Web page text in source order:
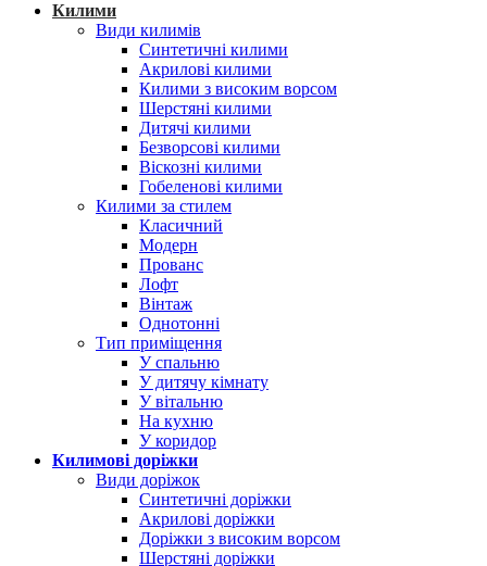
Килими
Види килимів
Синтетичні килими
Акрилові килими
Килими з високим ворсом
Шерстяні килими
Дитячі килими
Безворсові килими
Віскозні килими
Гобеленові килими
Килими за стилем
Класичний
Модерн
Прованс
Лофт
Вінтаж
Однотонні
Тип приміщення
У спальню
У дитячу кімнату
У вітальню
На кухню
У коридор
Килимові доріжки
Види доріжок
Синтетичні доріжки
Акрилові доріжки
Доріжки з високим ворсом
Шерстяні доріжки